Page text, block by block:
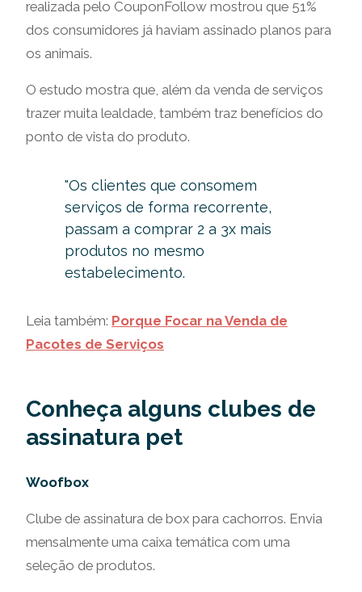
realizada pelo CouponFollow mostrou que 51%
dos consumidores já haviam assinado planos para
os animais.
O estudo mostra que, além da venda de serviços
trazer muita lealdade, também traz benefícios do
ponto de vista do produto.
"Os clientes que consomem
serviços de forma recorrente,
passam a comprar 2 a 3x mais
produtos no mesmo
estabelecimento.
Leia também: Porque Focar na Venda de
Pacotes de Serviços
Conheça alguns clubes de
assinatura pet
Woofbox
Clube de assinatura de box para cachorros. Envia
mensalmente uma caixa temática com uma
seleção de produtos.